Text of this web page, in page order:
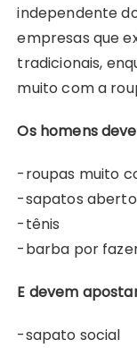
independente
empresas que
tradicionais,
muito com a
Os homens
-roupas muito
-sapatos
-tênis
-barba por
E devem
-sapato social